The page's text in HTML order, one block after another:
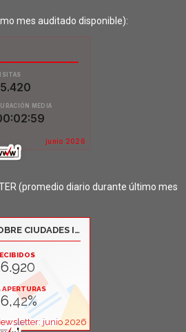
mes auditado disponible):
(promedio diario durante último mes